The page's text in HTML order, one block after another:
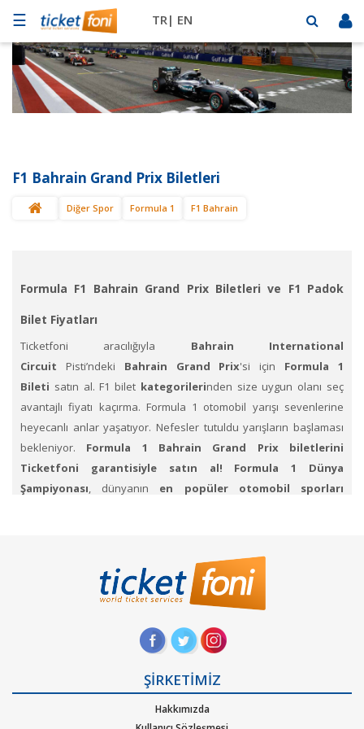
☰ TR| EN
Futbol
Basketbol
Mekanlar
Diğer
F1 Bahrain Grand Prix Biletleri
Diğer Spor Formula 1 F1 Bahrain
Formula F1 Bahrain Grand Prix Biletleri ve F1 Padok
Bilet Fiyatları
Ticketfoni aracılığıyla Bahrain International
Circuit Pisti’ndeki Bahrain Grand Prix'si için Formula 1
Bileti satın al. F1 bilet kategorilerinden size uygun olanı seç
avantajlı fiyatı kaçırma. Formula 1 otomobil yarışı sevenlerine
heyecanlı anlar yaşatıyor. Nefesler tutuldu yarışların başlaması
bekleniyor. Formula 1 Bahrain Grand Prix
biletlerini
Ticketfoni garantisiyle satın al!
Formula 1 Dünya
Şampiyonası, dünyanın en popüler otomobil sporları
tamamlamışlardır. Lain Prost, Lewis Hamilton ve Sebastian Vettel
sıralamalardaki diğer pilotlardır. Nefes kesici Formula 1
yarışlarını canlı izlemek için biletlerini Ticketfoni
Milyonlarca Formula 1 hayranı için biletlerinizi
Ticketfoni üzerinden alıp ya da satabilirsiniz
saniyeler içinde akıl almaz bir hıza yüz altmış km/saate çıkıp
ŞİRKETİMİZ
Hakkımızda